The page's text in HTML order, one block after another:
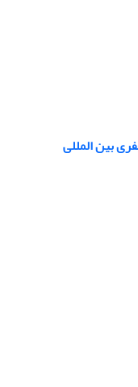
بین المللی